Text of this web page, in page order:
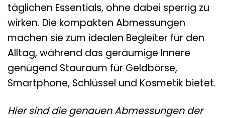
täglichen Essentials, ohne dabei sperrig zu
wirken. Die kompakten Abmessungen
machen sie zum idealen Begleiter für den
Alltag, während das geräumige Innere
genügend Stauraum für Geldbörse,
Smartphone, Schlüssel und Kosmetik bietet.
Hier sind die genauen Abmessungen der